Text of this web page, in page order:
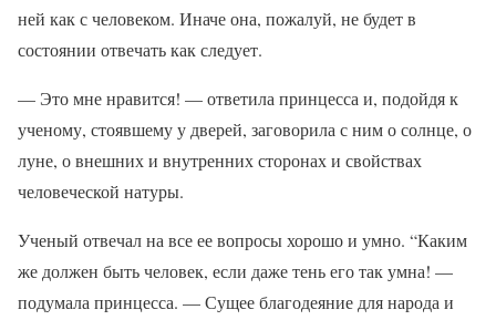
ней как с человеком. Иначе она, пожалуй, не будет в
состоянии отвечать как следует.
— Это мне нравится! — ответила принцесса и, подойдя к
ученому, стоявшему у дверей, заговорила с ним о солнце, о
луне, о внешних и внутренних сторонах и свойствах
человеческой натуры.
Ученый отвечал на все ее вопросы хорошо и умно. “Каким
же должен быть человек, если даже тень его так умна! —
подумала принцесса. — Сущее благодеяние для народа и